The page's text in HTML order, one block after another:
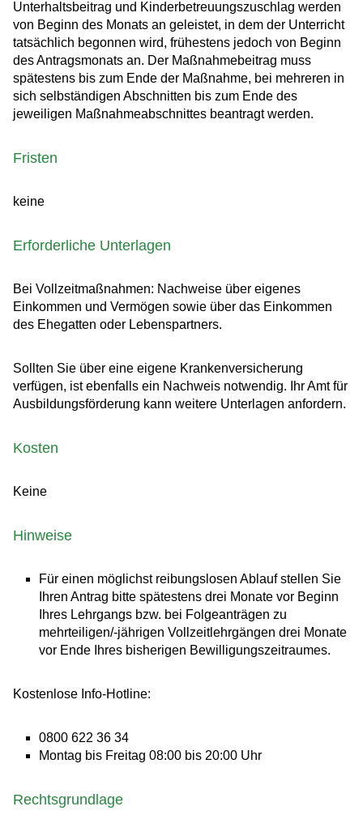
Unterhaltsbeitrag und Kinderbetreuungszuschlag werden
von Beginn des Monats an geleistet, in dem der Unterricht
tatsächlich begonnen wird, frühestens jedoch von Beginn
des Antragsmonats an. Der Maßnahmebeitrag muss
spätestens bis zum Ende der Maßnahme, bei mehreren in
sich selbständigen Abschnitten bis zum Ende des
jeweiligen Maßnahmeabschnittes beantragt werden.
Fristen
keine
Erforderliche Unterlagen
Bei Vollzeitmaßnahmen: Nachweise über eigenes
Einkommen und Vermögen sowie über das Einkommen
des Ehegatten oder Lebenspartners.
Sollten Sie über eine eigene Krankenversicherung
verfügen, ist ebenfalls ein Nachweis notwendig. Ihr Amt für
Ausbildungsförderung kann weitere Unterlagen anfordern.
Kosten
Keine
Hinweise
Für einen möglichst reibungslosen Ablauf stellen Sie
Ihren Antrag bitte spätestens drei Monate vor Beginn
Ihres Lehrgangs bzw. bei Folgeanträgen zu
mehrteiligen/-jährigen Vollzeitlehrgängen drei Monate
vor Ende Ihres bisherigen Bewilligungszeitraumes.
Kostenlose Info-Hotline:
0800 622 36 34
Montag bis Freitag 08:00 bis 20:00 Uhr
Rechtsgrundlage